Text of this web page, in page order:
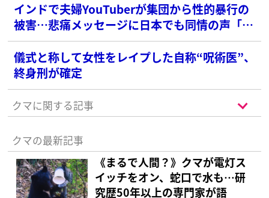
インドで夫婦YouTuberが集団から性的暴行の
被害…悲痛メッセージに日本でも同情の声「本
当に悲しい事件」
儀式と称して女性をレイプした自称“呪術医”、
終身刑が確定
クマに関する記事
クマの最新記事
《まるで人間？》クマが電灯ス
イッチをオン、蛇口で水も…研
究歴50年以上の専門家が語